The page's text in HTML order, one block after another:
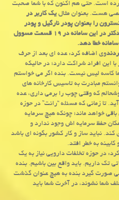
است. حتی هم اكنون كه با شما صحبت
هست. بعنوان مثالیك كاربر در
را بعنوان پودر نارگیل و پودر
كاكائو به كشور وارد كند و یا یك خانم دكتر در این سامانه در ۱۹ قسمت مسوول
خطا دهد.
وی اضافه كرد: عده ای بعد از حرف
این افراد شراكت دارد؛ در حالیكه
كاسه لیس نیست. بنده اگر می خواستم
مبادرت به تاسیس كارخانه های
كه وقتی چوب را برمی داری، عده
تا زمانی كه مسئله “رانت” در حوزه
خواهد ماند؛ چونكه هیچ سرمایه
حفظ سرمایه اش وجود ندارد و
نباید ساز و كار كشور بگونه ای باشد
به خطر افتد.
در حوزه تخلفات دارویی نیاز به یك
تك داریم. باید واقع بین باشیم. بنده
صورت گیرد بنده به هیچ عنوان گذشت
شما نشوند، در آخرت شما باید